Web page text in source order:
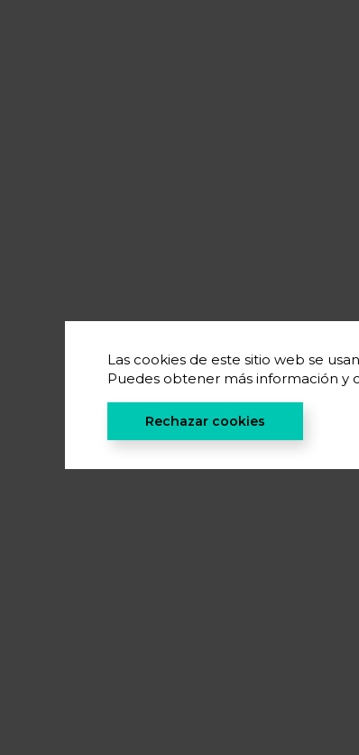
Las cookies de este sitio web se
Puedes obtener más información y
Rechazar cookies